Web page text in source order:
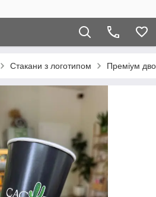
Стакани з логотипом Преміум